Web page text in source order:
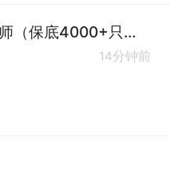
中心广场校区电话招生老师（保底4000+只上7.5小时+社保+接受大龄工）
14分钟前